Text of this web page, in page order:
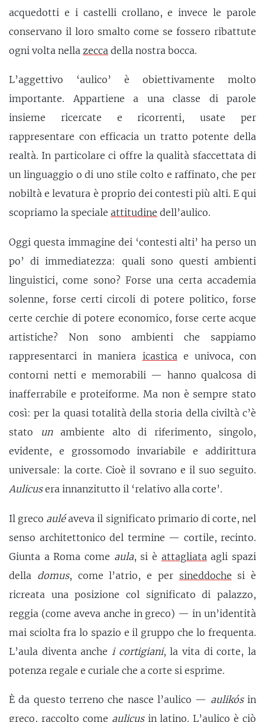
acquedotti e i castelli crollano, e invece le parole
conservano il loro smalto come se fossero ribattute
ogni volta nella zecca della nostra bocca.
L’aggettivo ‘aulico’ è obiettivamente molto
importante. Appartiene a una classe di parole
insieme ricercate e ricorrenti, usate per
rappresentare con efficacia un tratto potente della
realtà. In particolare ci offre la qualità sfaccettata di
un linguaggio o di uno stile colto e raffinato, che per
nobiltà e levatura è proprio dei contesti più alti. E qui
scopriamo la speciale attitudine dell’aulico.
Oggi questa immagine dei ‘contesti alti’ ha perso un
po’ di immediatezza: quali sono questi ambienti
linguistici, come sono? Forse una certa accademia
solenne, forse certi circoli di potere politico, forse
certe cerchie di potere economico, forse certe acque
artistiche? Non sono ambienti che sappiamo
rappresentarci in maniera icastica e univoca, con
contorni netti e memorabili — hanno qualcosa di
inafferrabile e proteiforme. Ma non è sempre stato
così: per la quasi totalità della storia della civiltà c’è
stato
unambiente alto di riferimento, singolo,
evidente, e grossomodo invariabile e addirittura
universale: la corte. Cioè il sovrano e il suo seguito.
Aulicusera innanzitutto il ‘relativo alla corte’.
Il greco auléaveva il significato primario di corte, nel
senso architettonico del termine — cortile, recinto.
Giunta a Roma come aula, si è attagliata agli spazi
della domus, come l’atrio, e per sineddoche si è
ricreata una posizione col significato di palazzo,
reggia (come aveva anche in greco) — in un’identità
mai sciolta fra lo spazio e il gruppo che lo frequenta.
L’aula diventa anche i cortigiani, la vita di corte, la
potenza regale e curiale che a corte si esprime.
È da questo terreno che nasce l’aulico — aulikósin
greco, raccolto come aulicusin latino. L’aulico è ciò